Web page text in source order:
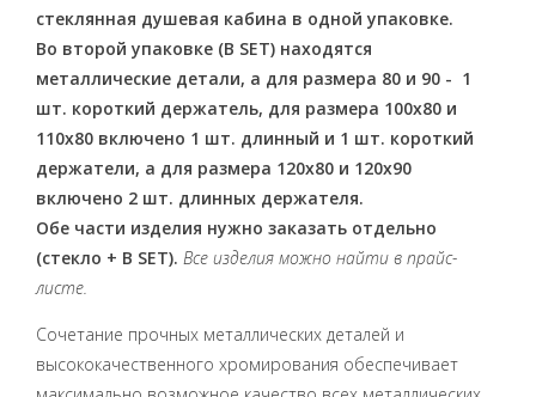
стеклянная душевая кабина в одной упаковке.
Во второй упаковке (В SET) находятся
металлические детали, а для размера 80 и 90 - 1
шт. короткий держатель, для размера 100х80 и
110х80 включено 1 шт. длинный и 1 шт. короткий
держатели, а для размера 120х80 и 120х90
включено 2 шт. длинных держателя.
Обе части изделия нужно заказать отдельно
(стекло + B SET). Все изделия можно найти в прайс-
листе.
Сочетание прочных металлических деталей и
высококачественного хромирования обеспечивает